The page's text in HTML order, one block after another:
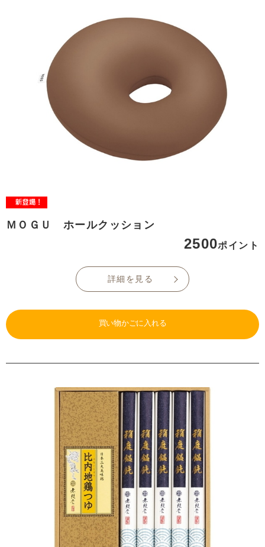
ＭＯＧＵ ホールクッション
2500ポイント
詳細を見る
買い物かごに入れる